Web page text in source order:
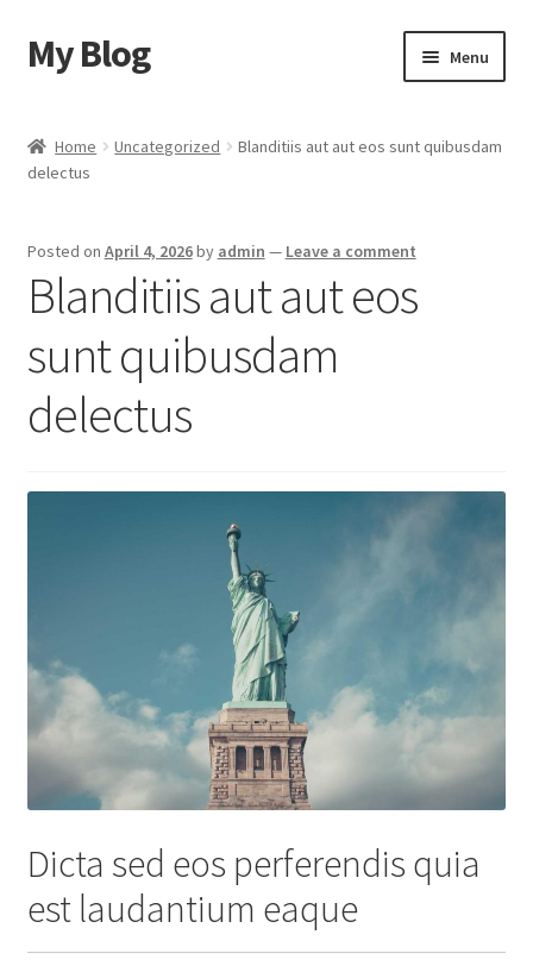
Skip
to
Skip
to
My Blog Menu
Cart
Checkout
My account
Sample Page
Shop
Home Uncategorized
Blanditiis aut aut eos sunt quibusdam
delectus
Posted on April 4, 2026by admin — Leave a comment
Blanditiis aut aut eos
sunt quibusdam
delectus
Dicta sed eos perferendis quia
est laudantium eaque